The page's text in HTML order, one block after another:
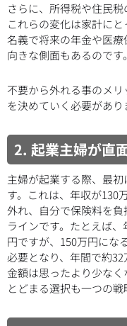
さらに、所得税や住民税
これらの変化は家計に
名義で将来の年金や医
向きな側面もあるのです。
不要から外れる事のメ
を決めていく必要があり
2. 起業主婦が直
主婦が起業する際、最
す。これは、年収が130
外れ、自分で保険料を
ラインです。たとえば
円ですが、150万円にな
必要となり、年間で約
金額は思ったより少な
とどまる選択も一つの戦